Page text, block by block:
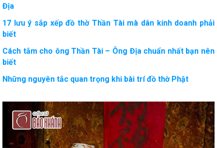
Địa
17 lưu ý sắp xếp đồ thờ Thần Tài mà dân kinh doanh phải
biết
Cách tắm cho ông Thần Tài – Ông Địa chuẩn nhất bạn nên
biết
Những nguyên tắc quan trọng khi bài trí đồ thờ Phật